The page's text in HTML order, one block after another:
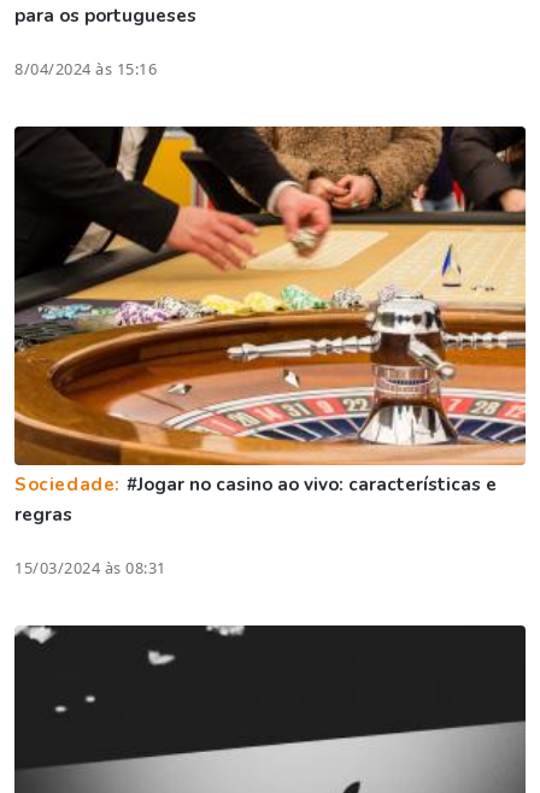
para os portugueses
8/04/2024 às 15:16
Sociedade: #Jogar no casino ao vivo: características e
regras
15/03/2024 às 08:31